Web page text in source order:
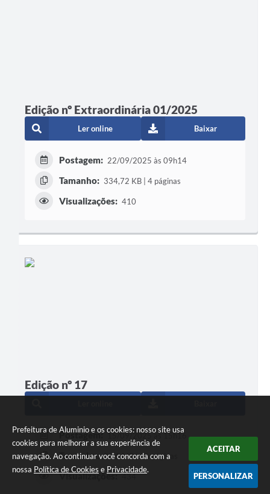
Prefeitura de Aluminio e os cookies: nosso site usa
cookies para melhorar a sua experiência de
navegação. Ao continuar você concorda com a
nossa Política de Cookies e Privacidade.
ACEITAR
PERSONALIZAR
Edição nº Extraordinária 01/2025
Ler online Baixar
Postagem: 22/09/2025 às 09h14
Tamanho: 334,72 KB | 4 páginas
Visualizações: 410
Edição nº 17
Postagem: 15/09/2025 às 15h16
Tamanho: 3,31 MB | 16 páginas
Visualizações: 434